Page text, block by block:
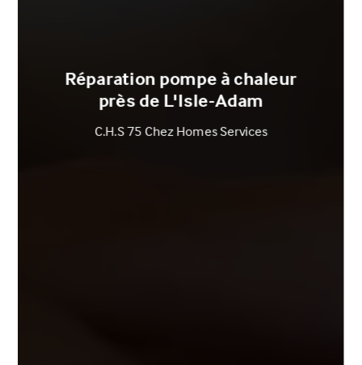
Réparation pompe à chaleur
près de L'Isle-Adam
C.H.S 75 Chez Homes Services